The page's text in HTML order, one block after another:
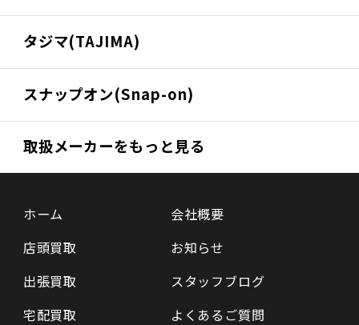
タジマ(TAJIMA)
スナップオン(Snap-on)
取扱メーカーをもっと見る
ホーム
店頭買取
出張買取
宅配買取
会社概要
お知らせ
スタッフブログ
よくあるご質問